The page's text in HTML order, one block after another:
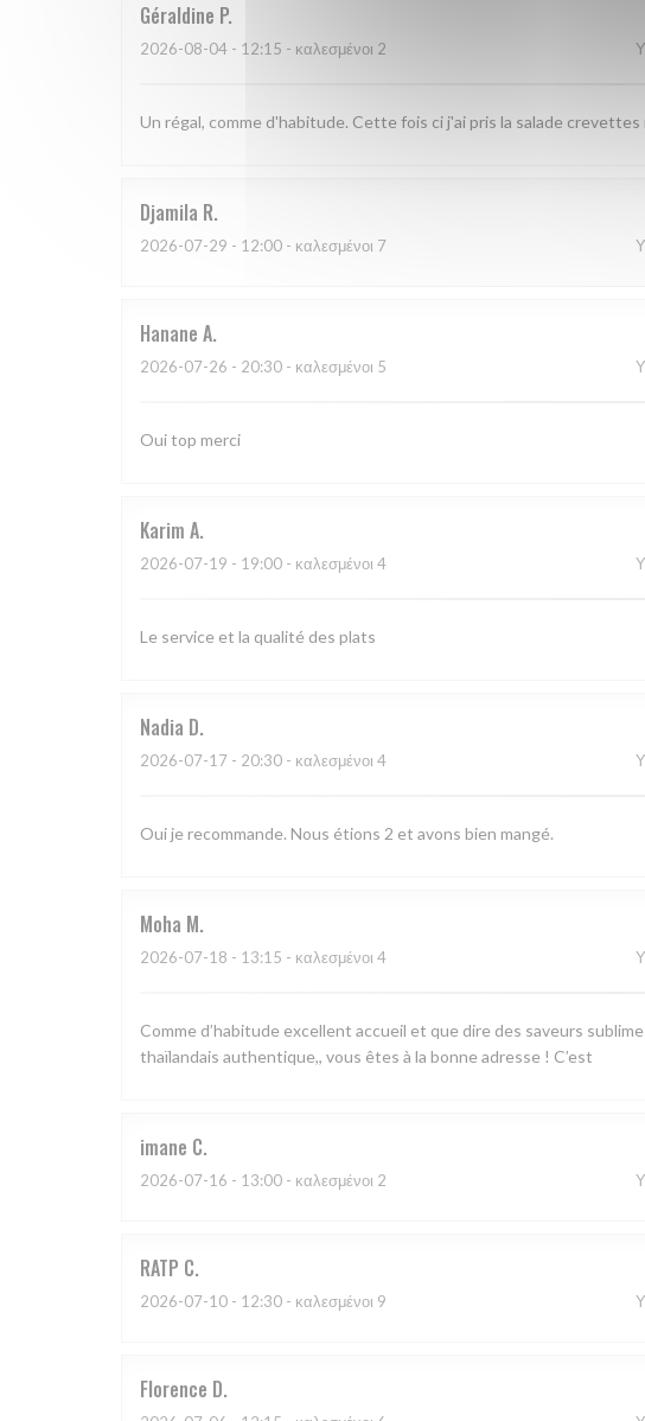
Géraldine P
2026-08-04 - 12:15 - καλεσμένοι 2
Un régal, comme d'habitude. Cette fois ci j'ai pris la salade crevettes
Djamila R
2026-07-29 - 12:00 - καλεσμένοι 7
Hanane A
2026-07-26 - 20:30 - καλεσμένοι 5
Oui top merci
Karim A
2026-07-19 - 19:00 - καλεσμένοι 4
Le service et la qualité des plats
Nadia D
2026-07-17 - 20:30 - καλεσμένοι 4
Oui je recommande. Nous étions 2 et avons bien mangé.
Moha M
2026-07-18 - 13:15 - καλεσμένοι 4
Comme d’habitude excellent accueil et que dire des saveurs
thaïlandais authentique,, vous êtes à la bonne adresse ! C’est
imane C
2026-07-16 - 13:00 - καλεσμένοι 2
RATP C
2026-07-10 - 12:30 - καλεσμένοι 9
Florence D